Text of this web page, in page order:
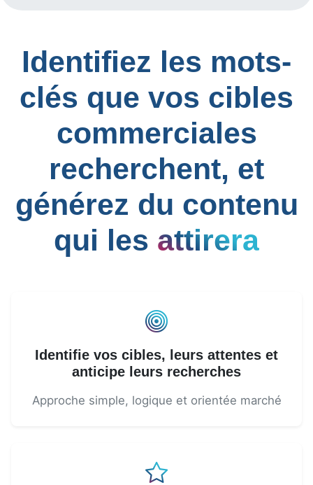
Identifiez les mots-
clés que vos cibles
commerciales
recherchent, et
générez du contenu
qui les attirera
Identifie vos cibles, leurs attentes et
anticipe leurs recherches
Approche simple, logique et orientée marché